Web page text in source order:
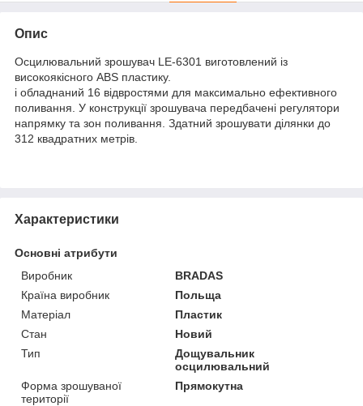
Опис
Осцилювальний зрошувач LE-6301 виготовлений із
високоякісного ABS пластику.
і обладнаний 16 відвростями для максимально ефективного
поливання. У конструкції зрошувача передбачені регулятори
напрямку та зон поливання. Здатний зрошувати ділянки до
312 квадратних метрів.
Характеристики
Основні атрибути
Виробник
BRADAS
Країна виробник
Польща
Матеріал
Пластик
Стан
Новий
Тип
Дощувальник
осцилювальний
Форма зрошуваної
території
Прямокутна